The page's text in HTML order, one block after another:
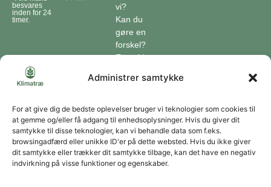
Administrer samtykke
For at give dig de bedste oplevelser bruger vi teknologier som cookies til
at gemme og/eller få adgang til enhedsoplysninger. Hvis du giver dit
samtykke til disse teknologier, kan vi behandle data som f.eks.
browsingadfærd eller unikke ID'er på dette websted. Hvis du ikke giver
dit samtykke eller trækker dit samtykke tilbage, kan det have en negativ
indvirkning på visse funktioner og egenskaber.
besvares
inden for 24
timer.
vi?
Kan du
gøre en
forskel?
En guide
Klimaordbogen
optager
træer
co2?
Forbliv forbundet